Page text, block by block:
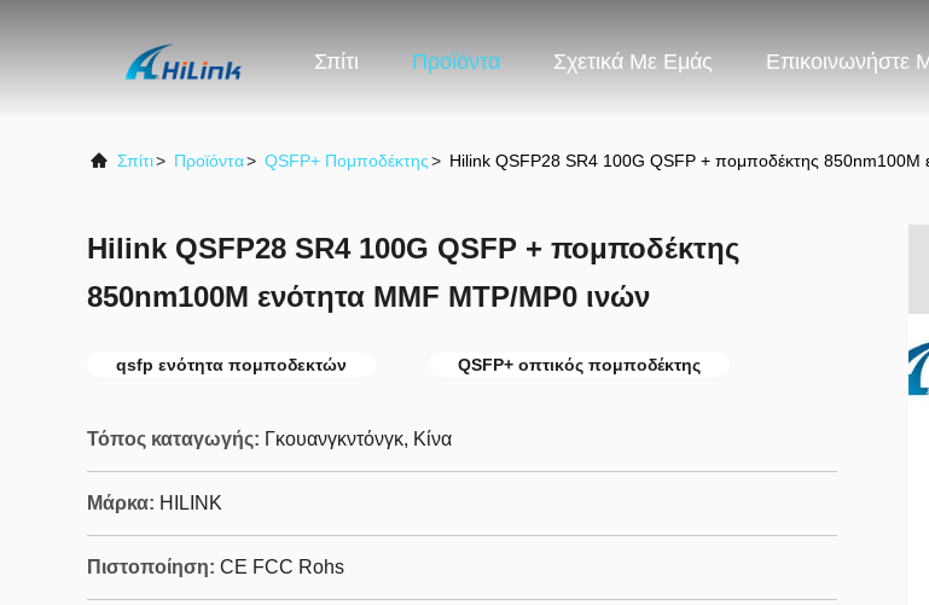
Σπίτι Προϊόντα Σχετικά Με Εμάς Επικοινωνήστε
Σπίτι> Προϊόντα> QSFP+ Πομποδέκτης> Hilink QSFP28 SR4 100G QSFP + πομποδέκτης 850nm100M
Hilink QSFP28 SR4 100G QSFP + πομποδέκτης
850nm100M ενότητα MMF MTP/MP0 ινών
qsfp ενότητα πομποδεκτών QSFP+ οπτικός πομποδέκτης
Τόπος καταγωγής: Γκουανγκντόνγκ, Κίνα
Μάρκα: HILINK
Πιστοποίηση: CE FCC Rohs